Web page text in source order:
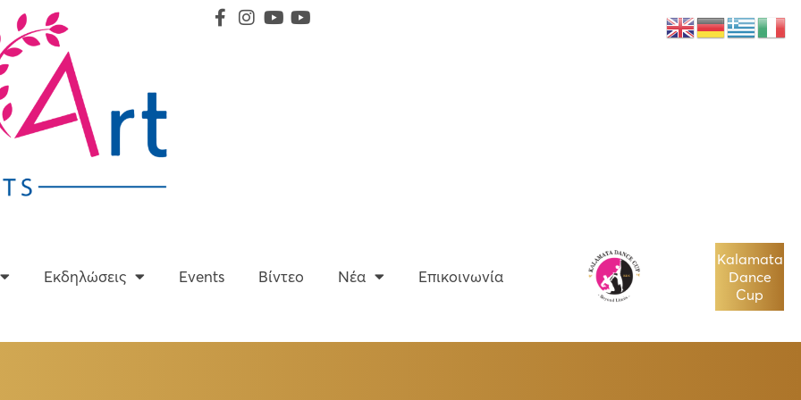
Εκδηλώσεις Events Βίντεο Νέα Επικοινωνία
Kalamata
Dance
Cup